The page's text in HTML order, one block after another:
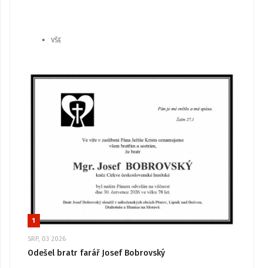
VŠE
1
SRP, 03 2026
Odešel bratr farář Josef Bobrovský